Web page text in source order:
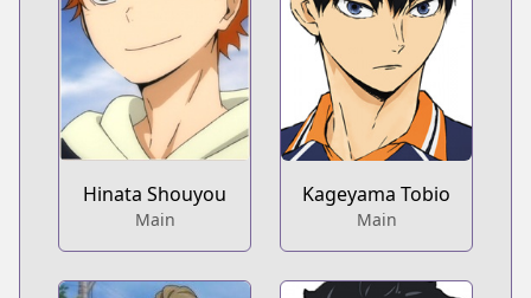
Hinata Shouyou
Main
Kageyama Tobio
Main